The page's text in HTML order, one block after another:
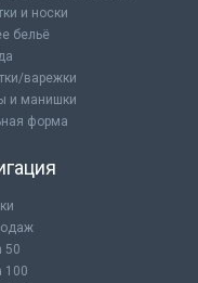
и носки
бельё
варежки
и манишки
форма
50
100